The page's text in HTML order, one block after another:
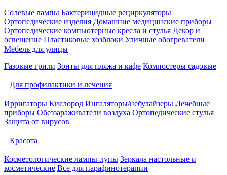
Солевые лампы Бактерицидные рециркуляторы
Ортопедические изделия Домашние медицинские приборы
Ортопедические компьютерные кресла и стулья Декор и
освещение Пластиковые хозблоки Уличные обогреватели
Мебель для улицы
Газовые грили Зонты для пляжа и кафе Компостеры садовые
Для профилактики и лечения
Ирригаторы Кислород Ингаляторы/небулайзеры Лечебные
приборы Обеззараживатели воздуха Ортопедические стулья
Защита от вирусов
Красота
Косметологические лампы-лупы Зеркала настольные и
косметические Все для парафинотерапии